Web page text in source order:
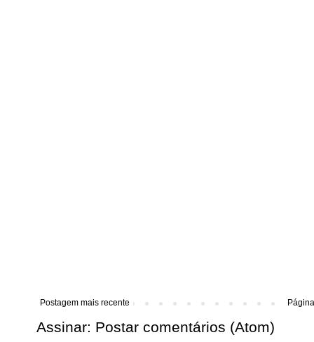
Postagem mais recente
Assinar: Postar comentários (Atom)